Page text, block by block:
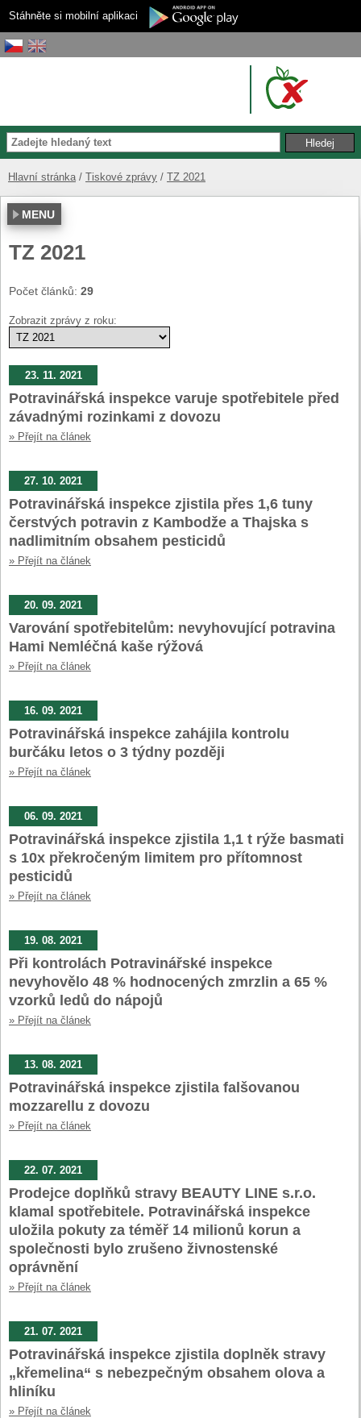
Stáhněte si mobilní aplikaci
Hlavní stránka Tiskové zprávy TZ 2021
MENU
TZ 2021
Počet článků: 29
Zobrazit zprávy z roku:
23. 11. 2021
Potravinářská inspekce varuje spotřebitele před
závadnými rozinkami z dovozu
» Přejít na článek
27. 10. 2021
Potravinářská inspekce zjistila přes 1,6 tuny
čerstvých potravin z Kambodže a Thajska s
nadlimitním obsahem pesticidů
» Přejít na článek
20. 09. 2021
Varování spotřebitelům: nevyhovující potravina
Hami Nemléčná kaše rýžová
» Přejít na článek
16. 09. 2021
Potravinářská inspekce zahájila kontrolu
burčáku letos o 3 týdny později
» Přejít na článek
06. 09. 2021
Potravinářská inspekce zjistila 1,1 t rýže basmati
s 10x překročeným limitem pro přítomnost
pesticidů
» Přejít na článek
19. 08. 2021
Při kontrolách Potravinářské inspekce
nevyhovělo 48 % hodnocených zmrzlin a 65 %
vzorků ledů do nápojů
» Přejít na článek
13. 08. 2021
Potravinářská inspekce zjistila falšovanou
mozzarellu z dovozu
» Přejít na článek
22. 07. 2021
Prodejce doplňků stravy BEAUTY LINE s.r.o.
klamal spotřebitele. Potravinářská inspekce
uložila pokuty za téměř 14 milionů korun a
společnosti bylo zrušeno živnostenské
oprávnění
» Přejít na článek
21. 07. 2021
Potravinářská inspekce zjistila doplněk stravy
„křemelina“ s nebezpečným obsahem olova a
hliníku
» Přejít na článek